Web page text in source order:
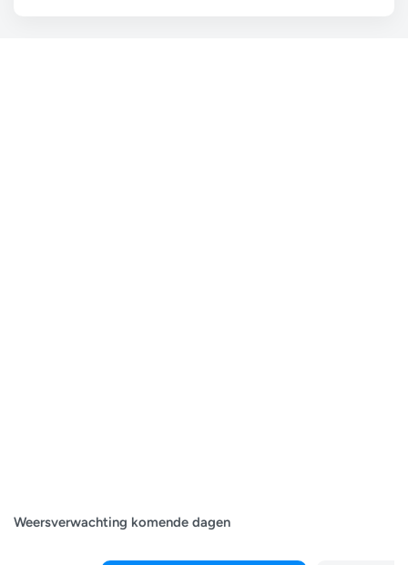
Weersverwachting komende dagen